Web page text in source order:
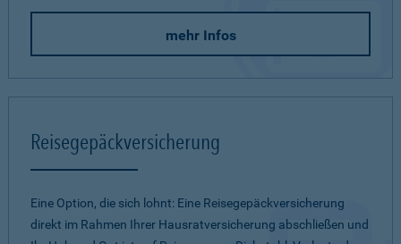
mehr Infos
Reisegepäckversicherung
Eine Option, die sich lohnt: Eine Reisegepäckversicherung
direkt im Rahmen Ihrer Hausratversicherung abschließen und